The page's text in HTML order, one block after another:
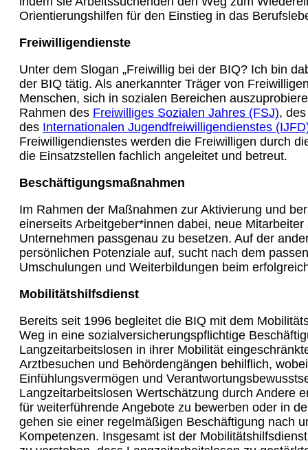
Orientierungshilfen für den Einstieg in das
Freiwilligendienste
Unter dem Slogan „Freiwillig bei der BIQ? Ich bin
der BIQ tätig. Als anerkannter Träger von
Menschen, sich in sozialen Bereichen
Rahmen des Freiwilliges Sozialen Jahres (FSJ),
des Internationalen Jugendfreiwilligendienstes
Freiwilligendienstes werden die Freiwilligen durch
die Einsatzstellen fachlich angeleitet und betreut.
Beschäftigungsmaßnahmen
Im Rahmen der Maßnahmen zur Aktivierung und
einerseits Arbeitgeber*innen dabei, neue
Unternehmen passgenau zu besetzen. Auf der
persönlichen Potenziale auf, sucht nach dem
Umschulungen und Weiterbildungen beim
Mobilitätshilfsdienst
Bereits seit 1996 begleitet die BIQ mit dem
Weg in eine sozialversicherungspflichtige
Langzeitarbeitslosen in ihrer Mobilität
Arztbesuchen und Behördengängen behilflich,
Einfühlungsvermögen und
Langzeitarbeitslosen Wertschätzung durch Andere
für weiterführende Angebote zu bewerben oder in
gehen sie einer regelmäßigen Beschäftigung nach
Kompetenzen. Insgesamt ist der